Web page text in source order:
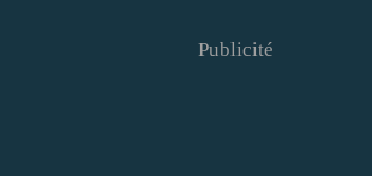
Publicité